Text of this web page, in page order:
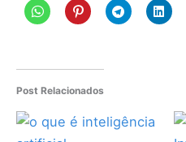
Post Relacionados